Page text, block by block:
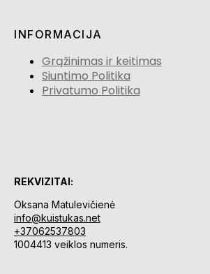
INFORMACIJA
Grąžinimas ir keitimas
Siuntimo Politika
Privatumo Politika
REKVIZITAI:
Oksana Matulevičienė
info@kuistukas.net
+37062537803
1004413 veiklos numeris.